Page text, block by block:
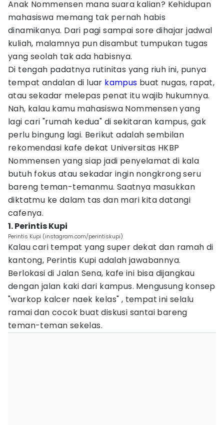
Anak Nommensen mana suara kalian? Kehidupan
mahasiswa memang tak pernah habis
dinamikanya. Dari pagi sampai sore dihajar jadwal
kuliah, malamnya pun disambut tumpukan tugas
yang seolah tak ada habisnya.
Di tengah padatnya rutinitas yang riuh ini, punya
tempat andalan di luar kampus buat nugas, rapat,
atau sekadar melepas penat itu wajib hukumnya.
Nah, kalau kamu mahasiswa Nommensen yang
lagi cari "rumah kedua" di sekitaran kampus, gak
perlu bingung lagi. Berikut adalah sembilan
rekomendasi kafe dekat Universitas HKBP
Nommensen yang siap jadi penyelamat di kala
butuh fokus atau sekadar ingin nongkrong seru
bareng teman-temanmu. Saatnya masukkan
diktatmu ke dalam tas dan mari kita datangi
cafenya.
1. Perintis Kupi
Perintis Kupi (instagram.com/perintiskupi)
Kalau cari tempat yang super dekat dan ramah di
kantong, Perintis Kupi adalah jawabannya.
Berlokasi di Jalan Sena, kafe ini bisa dijangkau
dengan jalan kaki dari kampus. Mengusung konsep
"warkop kalcer naek kelas" , tempat ini selalu
ramai dan cocok buat diskusi santai bareng
teman-teman sekelas.